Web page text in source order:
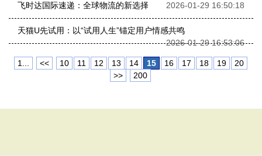
飞时达国际速递：全球物流的新选择 2026-01-29 16:50:18
天猫U先试用：以“试用人生”锚定用户情感共鸣
2026-01-29 16:53:06
1... << 10 11 12 13 14 15 16 17 18 19
20
>>
200